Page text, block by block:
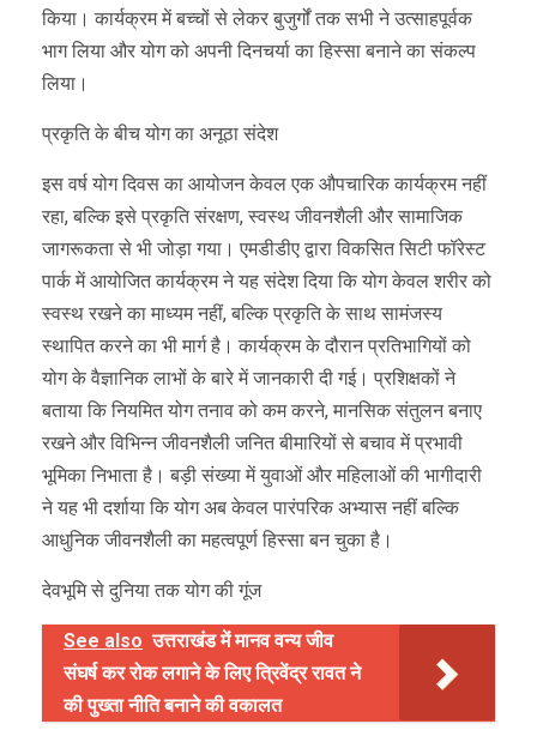
किया। कार्यक्रम में बच्चों से लेकर बुजुर्गों तक सभी ने उत्साहपूर्वक
भाग लिया और योग को अपनी दिनचर्या का हिस्सा बनाने का संकल्प
लिया।
प्रकृति के बीच योग का अनूठा संदेश
इस वर्ष योग दिवस का आयोजन केवल एक औपचारिक कार्यक्रम नहीं
रहा, बल्कि इसे प्रकृति संरक्षण, स्वस्थ जीवनशैली और सामाजिक
जागरूकता से भी जोड़ा गया। एमडीडीए द्वारा विकसित सिटी फॉरेस्ट
पार्क में आयोजित कार्यक्रम ने यह संदेश दिया कि योग केवल शरीर को
स्वस्थ रखने का माध्यम नहीं, बल्कि प्रकृति के साथ सामंजस्य
स्थापित करने का भी मार्ग है। कार्यक्रम के दौरान प्रतिभागियों को
योग के वैज्ञानिक लाभों के बारे में जानकारी दी गई। प्रशिक्षकों ने
बताया कि नियमित योग तनाव को कम करने, मानसिक संतुलन बनाए
रखने और विभिन्न जीवनशैली जनित बीमारियों से बचाव में प्रभावी
भूमिका निभाता है। बड़ी संख्या में युवाओं और महिलाओं की भागीदारी
ने यह भी दर्शाया कि योग अब केवल पारंपरिक अभ्यास नहीं बल्कि
आधुनिक जीवनशैली का महत्वपूर्ण हिस्सा बन चुका है।
देवभूमि से दुनिया तक योग की गूंज
See also उत्तराखंड में मानव वन्य जीव
संघर्ष कर रोक लगाने के लिए त्रिवेंद्र रावत ने
की पुख्ता नीति बनाने की वकालत